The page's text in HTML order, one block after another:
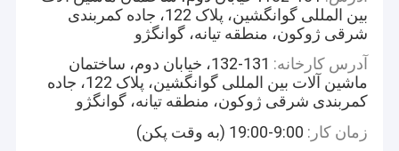
بین المللی گوانگشین، پلاک 122، جاده کمربندی
شرقی ژوکون، منطقه تیانه، گوانگژو
آدرس کارخانه:
131-132، خیابان دوم، ساختمان
ماشین آلات بین المللی گوانگشین، پلاک 122، جاده
کمربندی شرقی ژوکون، منطقه تیانه، گوانگژو
زمان کار: